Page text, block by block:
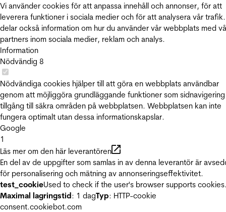
Vi använder cookies för att anpassa innehåll och annonser, för att
leverera funktioner i sociala medier och för att analysera vår
delar också information om hur du använder vår webbplats med
partners inom sociala medier, reklam och analys.
Information
Nödvändig 8
Nödvändiga cookies hjälper till att göra en webbplats användbar
genom att möjliggöra grundläggande funktioner som
tillgång till säkra områden på webbplatsen. Webbplatsen kan inte
fungera optimalt utan dessa informationskapslar.
Google
1
Läs mer om den här leverantören
En del av de uppgifter som samlas in av denna leverantör är
för personalisering och mätning av annonseringseffektivitet.
test_cookieUsed to check if the user's browser supports
Maximal lagringstid: 1 dagTyp: HTTP-cookie
consent.cookiebot.com